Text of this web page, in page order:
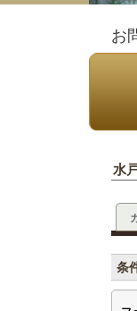
お
水
条